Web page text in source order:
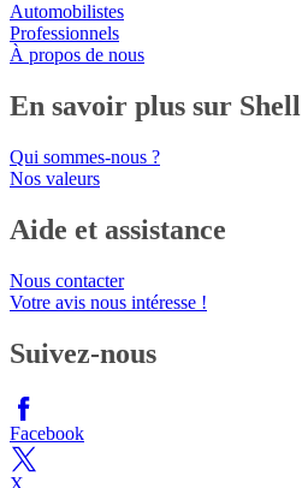
Automobilistes
Professionnels
À propos de nous
En savoir plus sur Shell
Qui sommes-nous ?
Nos valeurs
Aide et assistance
Nous contacter
Votre avis nous intéresse !
Suivez-nous
Facebook
X